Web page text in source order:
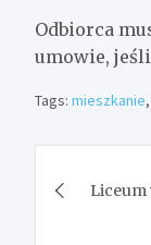
Odbiorca
umowie,
Tags: mieszkanie,
wpisu
Liceum